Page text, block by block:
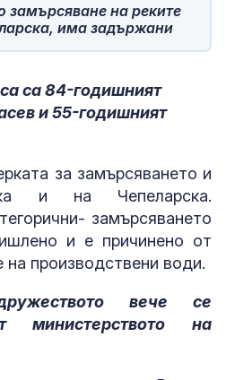
замърсяване на реките
има задържани
са 84-годишният
и 55-годишният
за замърсяването и
и на Чепеларска.
замърсяването
и е причинено от
на производствени води.
вече се
на